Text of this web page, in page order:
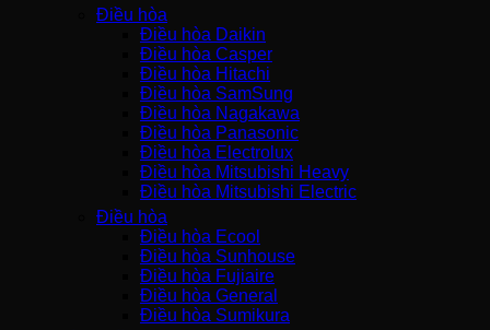
Điều hòa
Điều hòa Daikin
Điều hòa Casper
Điều hòa Hitachi
Điều hòa SamSung
Điều hòa Nagakawa
Điều hòa Panasonic
Điều hòa Electrolux
Điều hòa Mitsubishi Heavy
Điều hòa Mitsubishi Electric
Điều hòa
Điều hòa Ecool
Điều hòa Sunhouse
Điều hòa Fujiaire
Điều hòa General
Điều hòa Sumikura